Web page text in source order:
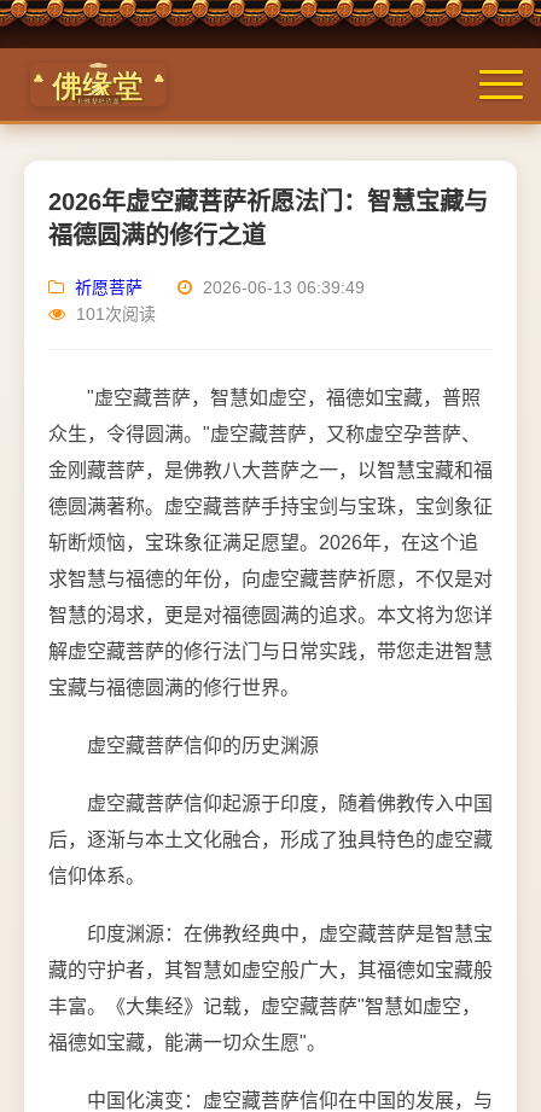
2026年虚空藏菩萨祈愿法门：智慧宝藏与
福德圆满的修行之道
祈愿菩萨
2026-06-13 06:39:49
101次阅读
"虚空藏菩萨，智慧如虚空，福德如宝藏，普照
众生，令得圆满。"虚空藏菩萨，又称虚空孕菩萨、
金刚藏菩萨，是佛教八大菩萨之一，以智慧宝藏和福
德圆满著称。虚空藏菩萨手持宝剑与宝珠，宝剑象征
斩断烦恼，宝珠象征满足愿望。2026年，在这个追
求智慧与福德的年份，向虚空藏菩萨祈愿，不仅是对
智慧的渴求，更是对福德圆满的追求。本文将为您详
解虚空藏菩萨的修行法门与日常实践，带您走进智慧
宝藏与福德圆满的修行世界。
虚空藏菩萨信仰的历史渊源
虚空藏菩萨信仰起源于印度，随着佛教传入中国
后，逐渐与本土文化融合，形成了独具特色的虚空藏
信仰体系。
印度渊源：在佛教经典中，虚空藏菩萨是智慧宝
藏的守护者，其智慧如虚空般广大，其福德如宝藏般
丰富。《大集经》记载，虚空藏菩萨"智慧如虚空，
福德如宝藏，能满一切众生愿"。
中国化演变：虚空藏菩萨信仰在中国的发展，与